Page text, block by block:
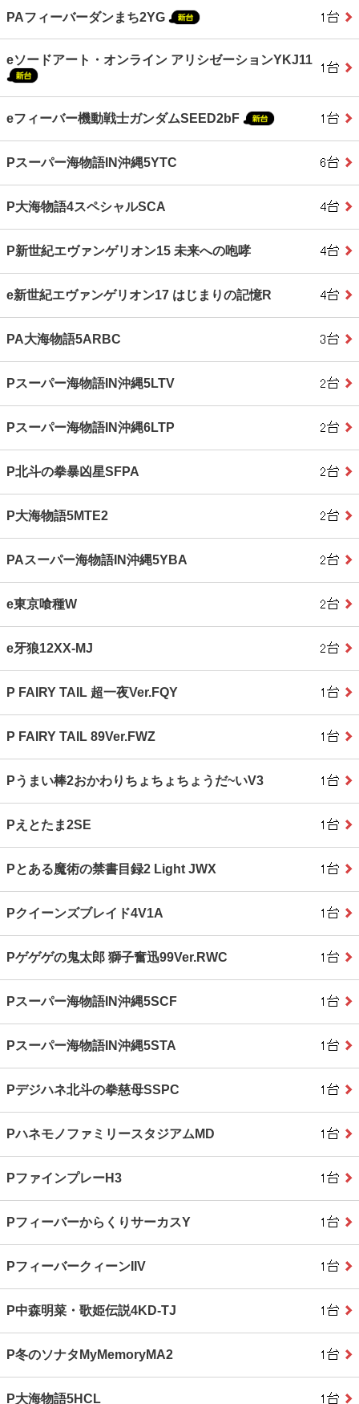
PAフィーバーダンまち2YG
eソードアート・オンライン アリシゼーションYKJ11
eフィーバー機動戦士ガンダムSEED2bF
Pスーパー海物語IN沖縄5YTC
P大海物語4スペシャルSCA
P新世紀エヴァンゲリオン15 未来への咆哮
e新世紀エヴァンゲリオン17 はじまりの記憶R
PA大海物語5ARBC
Pスーパー海物語IN沖縄5LTV
Pスーパー海物語IN沖縄6LTP
P北斗の拳暴凶星SFPA
P大海物語5MTE2
PAスーパー海物語IN沖縄5YBA
e東京喰種W
e牙狼12XX-MJ
P FAIRY TAIL 超一夜Ver.FQY
P FAIRY TAIL 89Ver.FWZ
Pうまい棒2おかわりちょちょちょうだ~いV3
Pえとたま2SE
Pとある魔術の禁書目録2 Light JWX
Pクイーンズブレイド4V1A
Pゲゲゲの鬼太郎 獅子奮迅99Ver.RWC
Pスーパー海物語IN沖縄5SCF
Pスーパー海物語IN沖縄5STA
Pデジハネ北斗の拳慈母SSPC
PハネモノファミリースタジアムMD
PファインプレーH3
PフィーバーからくりサーカスY
PフィーバークィーンIIV
P中森明菜・歌姫伝説4KD-TJ
P冬のソナタMyMemoryMA2
P大海物語5HCL